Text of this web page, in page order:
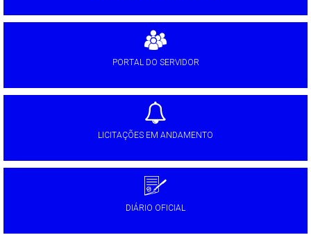
PORTAL DO SERVIDOR
LICITAÇÕES EM ANDAMENTO
DIÁRIO OFICIAL